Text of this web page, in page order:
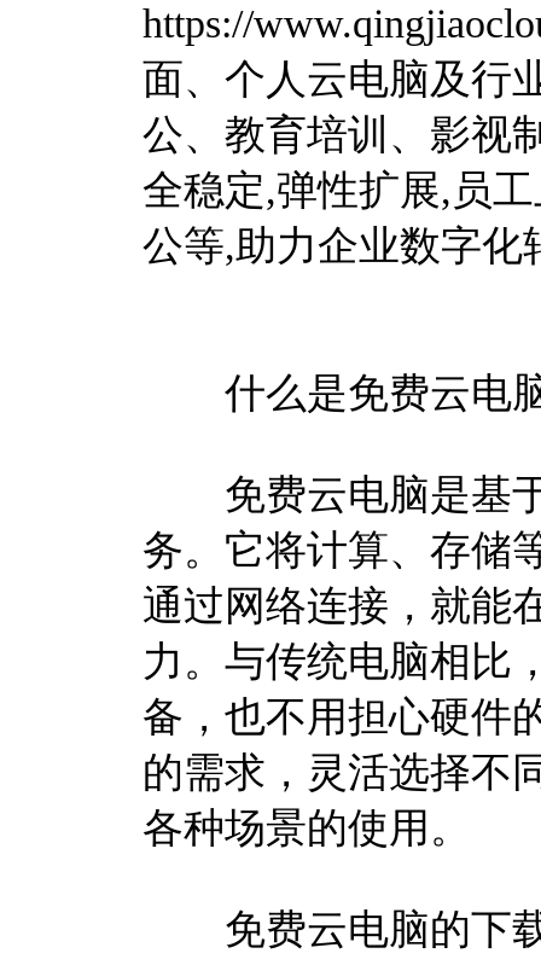
https://
面、个人云电脑及行
公、教育培训、影视
全稳定,弹性扩展,员
公等,助力企业数字化
什么是免费云电
免费云电脑是基于
务。它将计算、存储
通过网络连接，就能
力。与传统电脑相比
备，也不用担心硬件
的需求，灵活选择不
各种场景的使用。
免费云电脑的下